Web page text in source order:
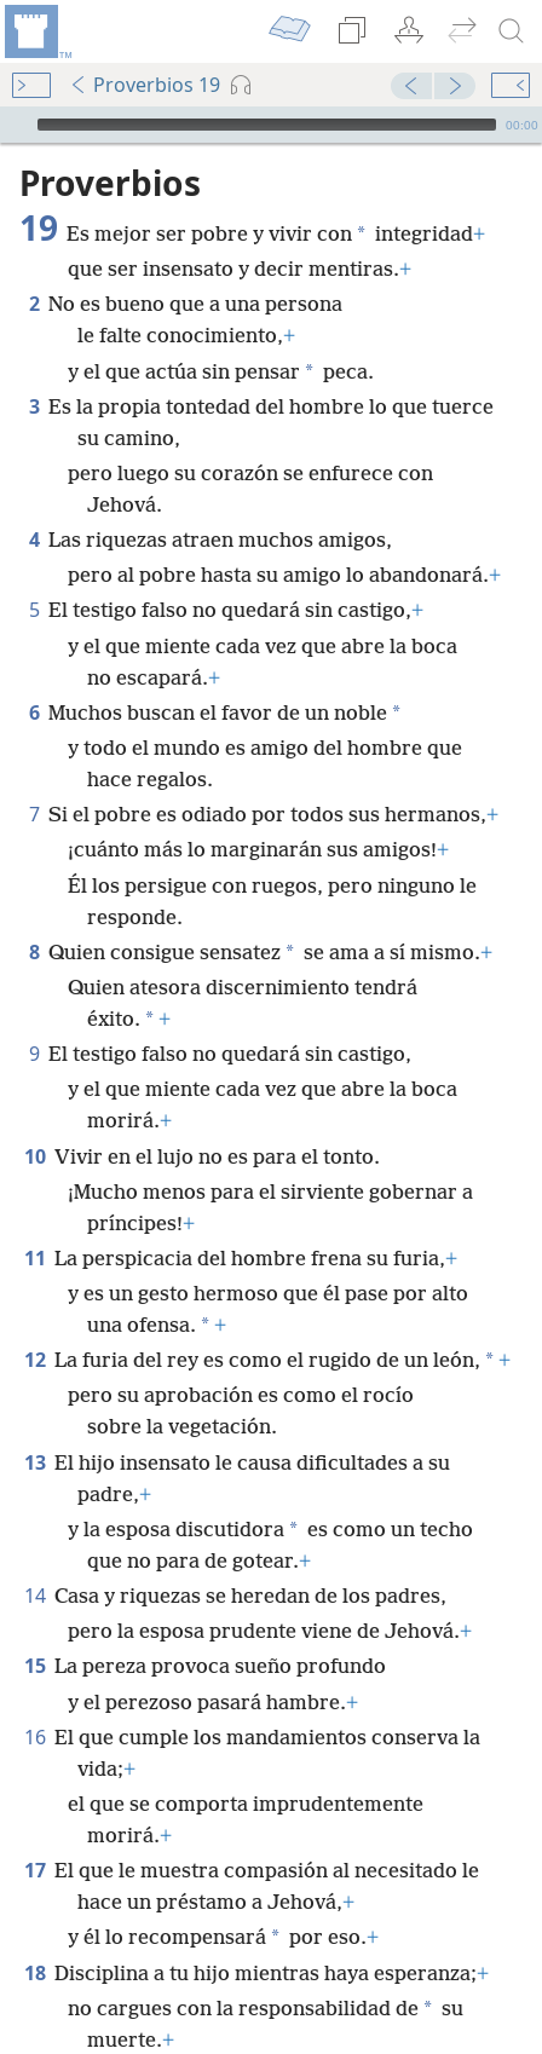
Proverbios 19
Audio Player
00:00
Proverbios
19 Es mejor ser pobre y vivir con * integridad+
que ser insensato y decir mentiras.+
2 No es bueno que a una persona
le falte conocimiento,+
y el que actúa sin pensar * peca.
3 Es la propia tontedad del hombre lo que tuerce
su camino,
pero luego su corazón se enfurece con
Jehová.
4 Las riquezas atraen muchos amigos,
pero al pobre hasta su amigo lo abandonará.+
5 El testigo falso no quedará sin castigo,+
y el que miente cada vez que abre la boca
no escapará.+
6 Muchos buscan el favor de un noble *
y todo el mundo es amigo del hombre que
hace regalos.
7 Si el pobre es odiado por todos sus hermanos,+
¡cuánto más lo marginarán sus amigos!+
Él los persigue con ruegos, pero ninguno le
responde.
8 Quien consigue sensatez * se ama a sí mismo.+
Quien atesora discernimiento tendrá
éxito. * +
9 El testigo falso no quedará sin castigo,
y el que miente cada vez que abre la boca
morirá.+
10 Vivir en el lujo no es para el tonto.
¡Mucho menos para el sirviente gobernar a
príncipes!+
11 La perspicacia del hombre frena su furia,+
y es un gesto hermoso que él pase por alto
una ofensa. * +
12 La furia del rey es como el rugido de un león, * +
pero su aprobación es como el rocío
sobre la vegetación.
13 El hijo insensato le causa dificultades a su
padre,+
y la esposa discutidora * es como un techo
que no para de gotear.+
14 Casa y riquezas se heredan de los padres,
pero la esposa prudente viene de Jehová.+
15 La pereza provoca sueño profundo
y el perezoso pasará hambre.+
16 El que cumple los mandamientos conserva la
vida;+
el que se comporta imprudentemente
morirá.+
17 El que le muestra compasión al necesitado le
hace un préstamo a Jehová,+
y él lo recompensará * por eso.+
18 Disciplina a tu hijo mientras haya esperanza;+
no cargues con la responsabilidad de * su
muerte.+